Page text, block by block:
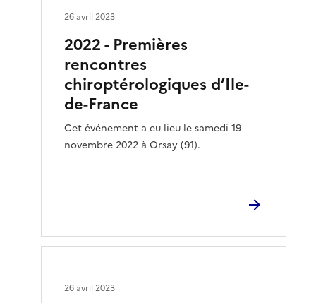
2022 - Premières
rencontres
chiroptérologiques d’Ile-
de-France
Cet événement a eu lieu le samedi 19
novembre 2022 à Orsay (91).
26 avril 2023
26 avril 2023